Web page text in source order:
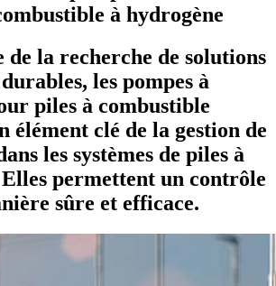
à hydrogène
de la recherche de solutions
les pompes à
piles à combustible
élément clé de la gestion de
les systèmes de piles à
permettent un contrôle
sûre et efficace.